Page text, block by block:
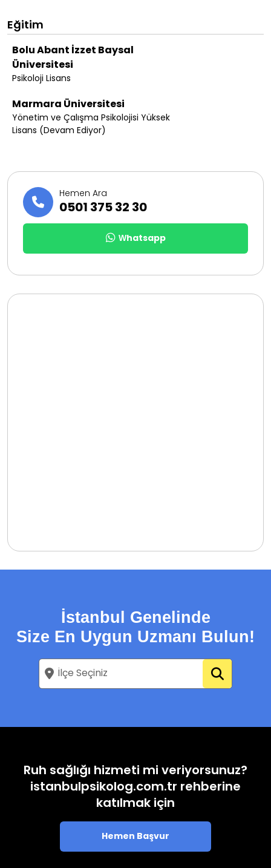
Eğitim
Bolu Abant İzzet Baysal
Üniversitesi
Psikoloji Lisans
Marmara Üniversitesi
Yönetim ve Çalışma Psikolojisi Yüksek
Lisans (Devam Ediyor)
Hemen Ara
0501 375 32 30
Whatsapp
İstanbul Genelinde
Size En Uygun Uzmanı Bulun!
Ruh sağlığı hizmeti mi veriyorsunuz?
istanbulpsikolog.com.tr rehberine
katılmak için
Hemen Başvur